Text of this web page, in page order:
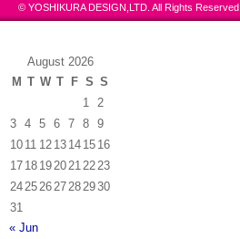
© YOSHIKURA DESIGN,LTD. All Rights Reserved.
August 2026
M T W T F S S
1
2
3
4 5 6 7 8
9
10 11 12 13 14 15 16
17 18 19 20 21 22 23
24 25 26 27 28 2930
31
« Jun